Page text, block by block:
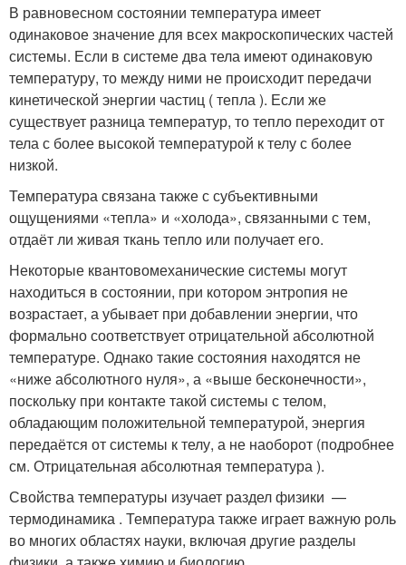
В равновесном состоянии температура имеет
одинаковое значение для всех макроскопических частей
системы. Если в системе два тела имеют одинаковую
температуру, то между ними не происходит передачи
кинетической энергии частиц ( тепла ). Если же
существует разница температур, то тепло переходит от
тела с более высокой температурой к телу с более
низкой.
Температура связана также с субъективными
ощущениями «тепла» и «холода», связанными с тем,
отдаёт ли живая ткань тепло или получает его.
Некоторые квантовомеханические системы могут
находиться в состоянии, при котором энтропия не
возрастает, а убывает при добавлении энергии, что
формально соответствует отрицательной абсолютной
температуре. Однако такие состояния находятся не
«ниже абсолютного нуля», а «выше бесконечности»,
поскольку при контакте такой системы с телом,
обладающим положительной температурой, энергия
передаётся от системы к телу, а не наоборот (подробнее
см. Отрицательная абсолютная температура ).
Свойства температуры изучает раздел физики —
термодинамика . Температура также играет важную роль
во многих областях науки, включая другие разделы